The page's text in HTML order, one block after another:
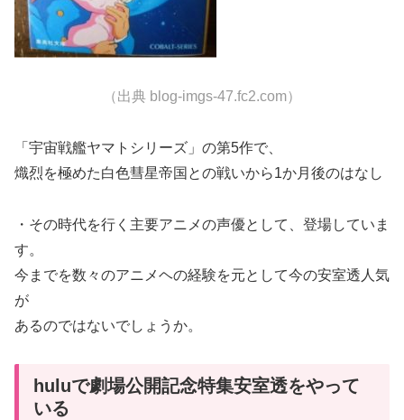
（出典 blog-imgs-47.fc2.com）
「宇宙戦艦ヤマトシリーズ」の第5作で、
熾烈を極めた白色彗星帝国との戦いから1か月後のはなし
・その時代を行く主要アニメの声優として、登場していま
す。
今までを数々のアニメヘの経験を元として今の安室透人気
が
あるのではないでしょうか。
huluで劇場公開記念特集安室透をやって
いる